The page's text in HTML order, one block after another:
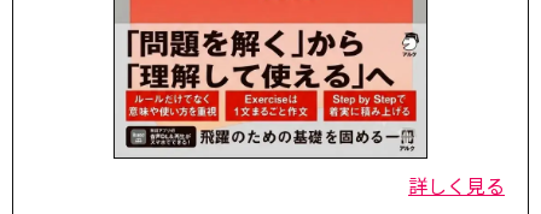
詳しく見る